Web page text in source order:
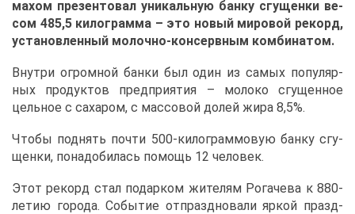
ма­хом пре­зен­то­вал уни­каль­ную бан­ку сгу­щен­ки ве­
сом 485,5 ки­ло­грам­ма – это но­вый ми­ро­вой ре­корд,
уста­нов­лен­ный мо­лоч­но-кон­серв­ным ком­би­на­том.
Внут­ри огром­ной бан­ки был один из са­мых по­пу­ляр­
ных про­дук­тов пред­при­я­тия – мо­ло­ко сгу­щен­ное
цель­ное с са­ха­ром, с мас­со­вой до­лей жи­ра 8,5%.
Что­бы под­нять по­чти 500-ки­ло­грам­мо­вую бан­ку сгу­
щен­ки, по­на­до­би­лась по­мощь 12 че­ло­век.
Этот ре­корд стал по­дар­ком жи­те­лям Ро­га­че­ва к 880-
ле­тию го­ро­да. Со­бы­тие от­празд­но­ва­ли яр­кой празд­